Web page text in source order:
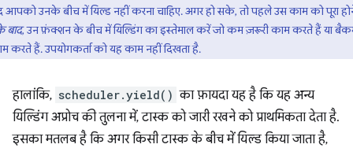
आपको उनके बीच में यिल्ड नहीं करना चाहिए. अगर हो सके, तो पहले उस काम को पूरा
बाद, उन फ़ंक्शन के बीच में यिल्डिंग का इस्तेमाल करें जो कम ज़रूरी काम करते हैं या
करते हैं. उपयोगकर्ता को यह काम नहीं दिखता है.
हालांकि, scheduler.yield() का फ़ायदा यह है कि यह अन्य
यिल्डिंग अप्रोच की तुलना में, टास्क को जारी रखने को प्राथमिकता देता है.
इसका मतलब है कि अगर किसी टास्क के बीच में यिल्ड किया जाता है,